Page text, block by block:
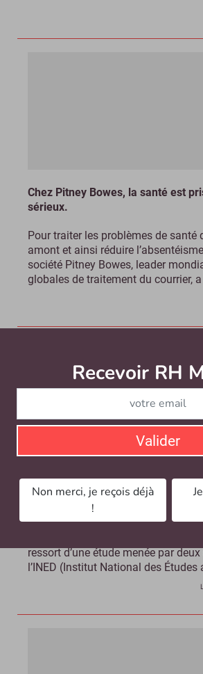
Chez Pitney Bowes, la santé est
sérieux.
Pour traiter les problèmes de santé
amont et ainsi réduire
société Pitney Bowes, leader
globales de traitement du courrier,
Conciliation travail / famille : les
impliquées
Concilier vie privée et vie
ressort d’une étude menée par
l’INED (Institut National des Études
Recevoir RH
Valider
Non merci, je reçois déjà
!